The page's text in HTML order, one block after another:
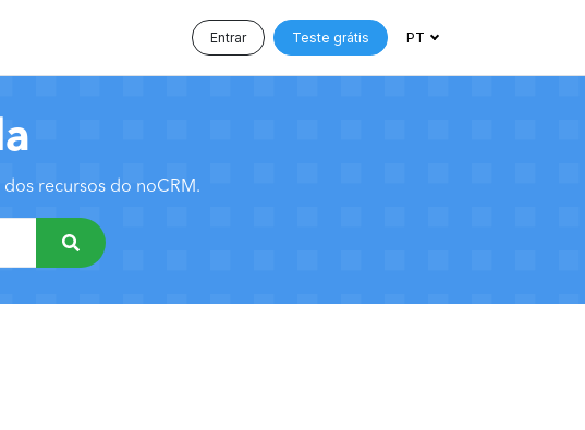
Entrar Teste grátis PT
recursos do noCRM.